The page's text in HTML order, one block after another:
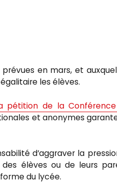
en mars, et
les élèves.
pétition de la
et anonymes
d’aggraver la
élèves ou de leurs
du lycée.